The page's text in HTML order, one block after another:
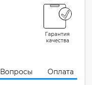
Гарантия
качества
Вопросы Оплата